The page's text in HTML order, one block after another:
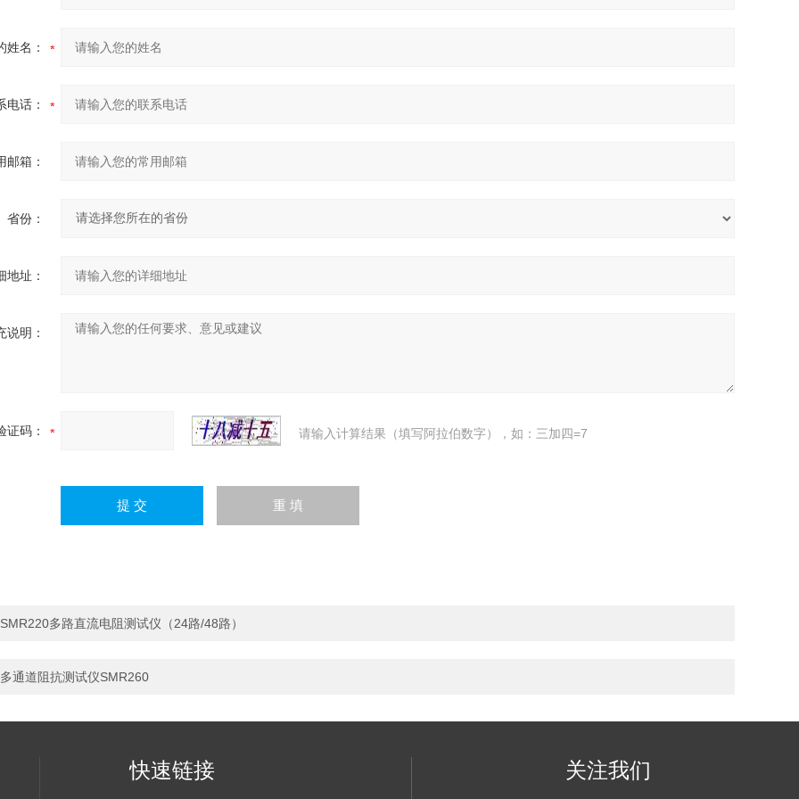
姓名：
电话：
邮箱：
省份：
地址：
说明：
证码： 请输入计算结果（填写阿拉伯数字），如：三加四=7
SMR220多路直流电阻测试仪（24路/48路）
多通道阻抗测试仪SMR260
快速链接 关注我们